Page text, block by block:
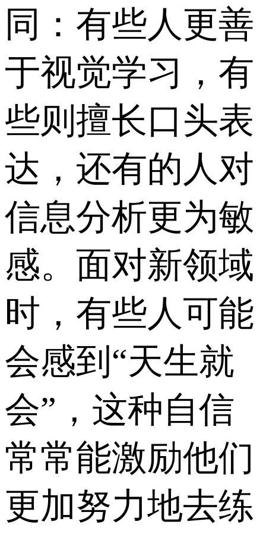
同：有些人更善
于视觉学习，有
些则擅长口头表
达，还有的人对
信息分析更为敏
感。面对新领域
时，有些人可能
会感到“天生就
会”，这种自信
常常能激励他们
更加努力地去练